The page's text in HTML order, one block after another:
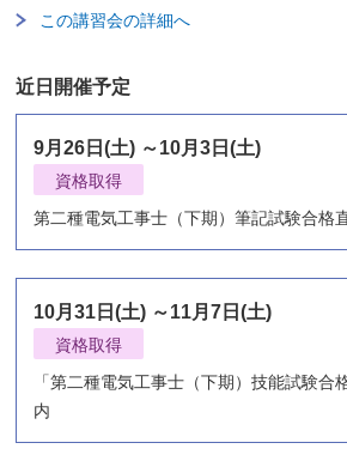
この講習会の詳細へ
近日開催予定
9月26日(土) ～10月3日(土)
資格取得
第二種電気工事士（下期）筆記試験合格
10月31日(土) ～11月7日(土)
資格取得
「第二種電気工事士（下期）技能試験合
内